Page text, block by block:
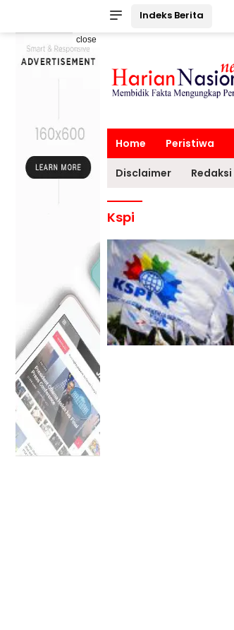
Indeks Berita
close
Home Peristiwa
Disclaimer Redaksi
Kspi